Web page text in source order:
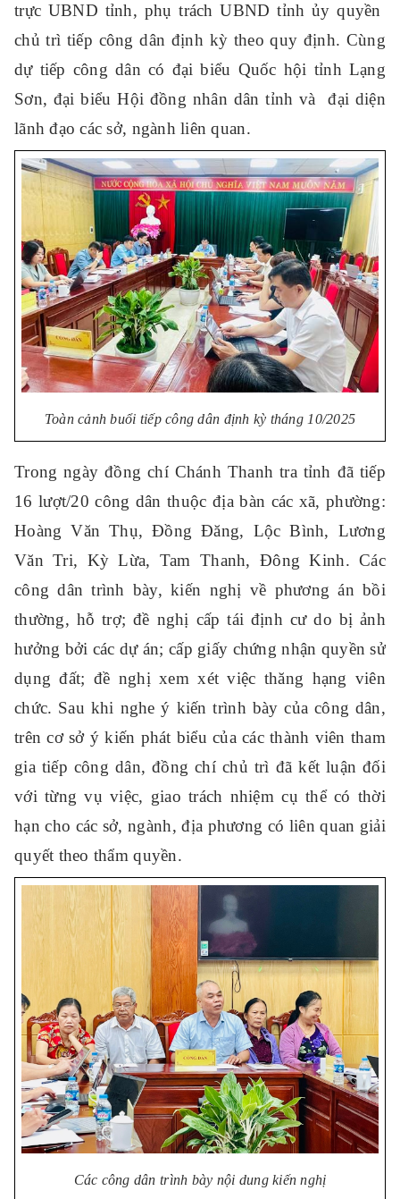
trực UBND tỉnh, phụ trách UBND tỉnh ủy quyền
chủ trì tiếp công dân định kỳ theo quy định. Cùng
dự tiếp công dân có đại biểu Quốc hội tỉnh Lạng
Sơn, đại biểu Hội đồng nhân dân tỉnh và đại diện
lãnh đạo các sở, ngành liên quan.
Toàn cảnh buổi tiếp công dân định kỳ tháng 10/2025
Trong ngày đồng chí Chánh Thanh tra tỉnh đã tiếp
16 lượt/20 công dân thuộc địa bàn các xã, phường:
Hoàng Văn Thụ, Đồng Đăng, Lộc Bình, Lương
Văn Tri, Kỳ Lừa, Tam Thanh, Đông Kinh. Các
công dân trình bày, kiến nghị về phương án bồi
thường, hỗ trợ; đề nghị cấp tái định cư do bị ảnh
hưởng bởi các dự án; cấp giấy chứng nhận quyền sử
dụng đất; đề nghị xem xét việc thăng hạng viên
chức. Sau khi nghe ý kiến trình bày của công dân,
trên cơ sở ý kiến phát biểu của các thành viên tham
gia tiếp công dân, đồng chí chủ trì đã kết luận đối
với từng vụ việc, giao trách nhiệm cụ thể có thời
hạn cho các sở, ngành, địa phương có liên quan giải
quyết theo thẩm quyền.
Các công dân trình bày nội dung kiến nghị